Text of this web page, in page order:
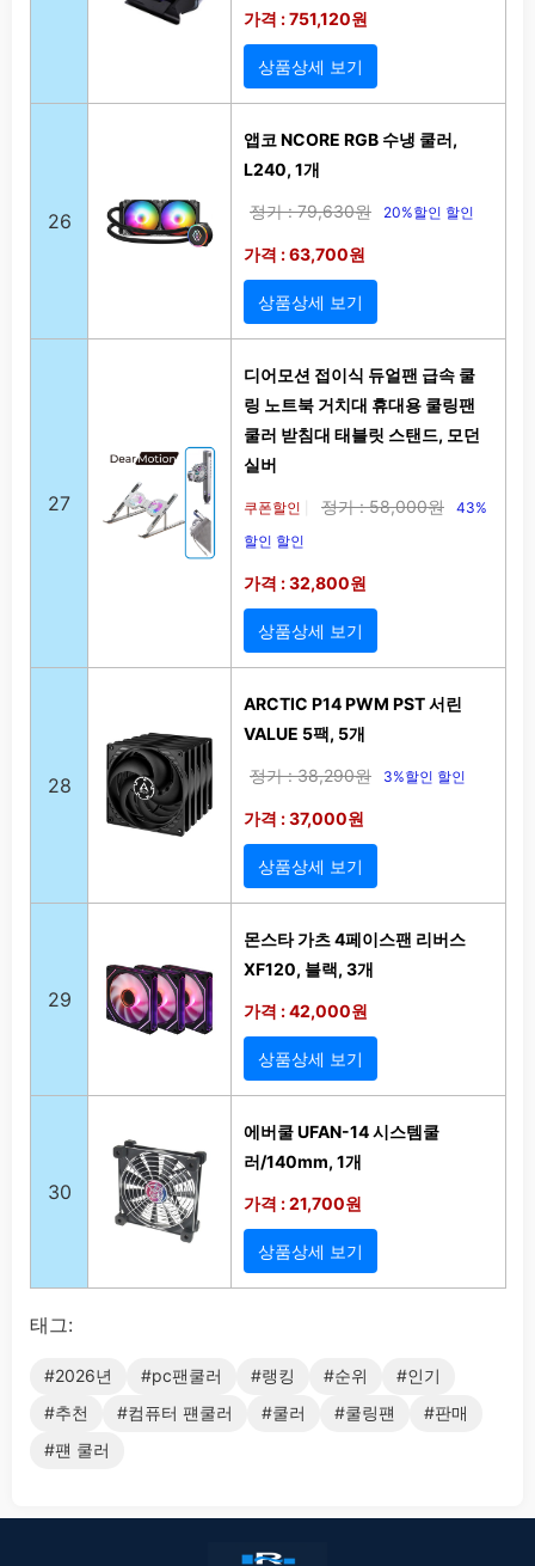
가격 : 751,120원
상품상세 보기
26
앱코 NCORE RGB 수냉 쿨러,
L240, 1개
정가 : 79,630원 20%할인 할인
가격 : 63,700원
상품상세 보기
27
디어모션 접이식 듀얼팬 급속 쿨
링 노트북 거치대 휴대용 쿨링팬
쿨러 받침대 태블릿 스탠드, 모던
실버
쿠폰할인 정가 : 58,000원
43%
할인 할인
가격 : 32,800원
상품상세 보기
28
ARCTIC P14 PWM PST 서린
VALUE 5팩, 5개
정가 : 38,290원 3%할인 할인
가격 : 37,000원
상품상세 보기
29
몬스타 가츠 4페이스팬 리버스
XF120, 블랙, 3개
가격 : 42,000원
상품상세 보기
30
에버쿨 UFAN-14 시스템쿨
러/140mm, 1개
가격 : 21,700원
상품상세 보기
태그:
#2026년 #pc팬쿨러 #랭킹 #순위
#인기
#추천
#컴퓨터 퍤쿨러 #쿨러 #쿨링퍤
#판매
#퍤 쿨러